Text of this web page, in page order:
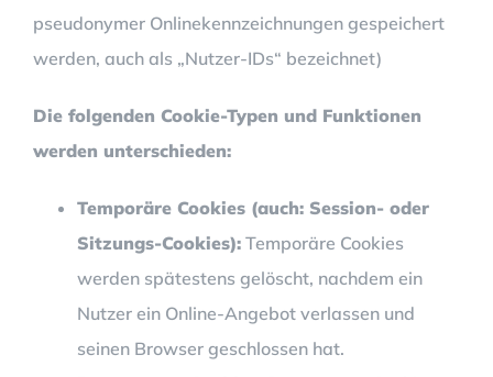
pseudonymer Onlinekennzeichnungen gespeichert
werden, auch als „Nutzer-IDs“ bezeichnet)
Die folgenden Cookie-Typen und Funktionen
werden unterschieden:
Temporäre Cookies (auch: Session- oder
Sitzungs-Cookies): Temporäre Cookies
werden spätestens gelöscht, nachdem ein
Nutzer ein Online-Angebot verlassen und
seinen Browser geschlossen hat.